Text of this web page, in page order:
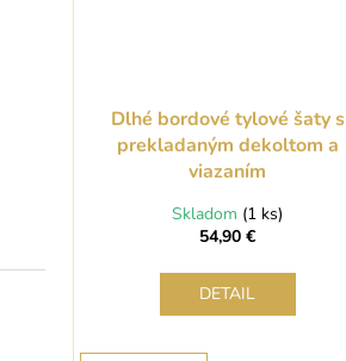
Dlhé bordové tylové šaty s
prekladaným dekoltom a
viazaním
Skladom (1 ks)
54,90 €
DETAIL